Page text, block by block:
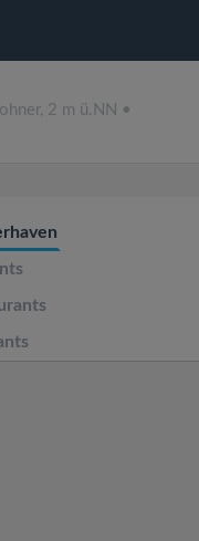
2 m ü.NN •